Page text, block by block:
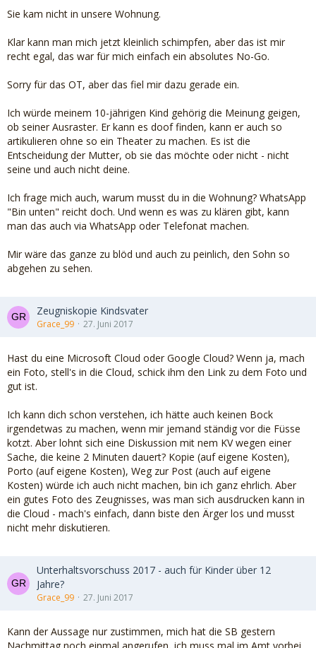
Sie kam nicht in unsere Wohnung.
Klar kann man mich jetzt kleinlich schimpfen, aber das ist mir
recht egal, das war für mich einfach ein absolutes No-Go.
Sorry für das OT, aber das fiel mir dazu gerade ein.
Ich würde meinem 10-jährigen Kind gehörig die Meinung geigen,
ob seiner Ausraster. Er kann es doof finden, kann er auch so
artikulieren ohne so ein Theater zu machen. Es ist die
Entscheidung der Mutter, ob sie das möchte oder nicht - nicht
seine und auch nicht deine.
Ich frage mich auch, warum musst du in die Wohnung? WhatsApp
"Bin unten" reicht doch. Und wenn es was zu klären gibt, kann
man das auch via WhatsApp oder Telefonat machen.
Mir wäre das ganze zu blöd und auch zu peinlich, den Sohn so
abgehen zu sehen.
Zeugniskopie Kindsvater
Grace_99 27. Juni 2017
Hast du eine Microsoft Cloud oder Google Cloud? Wenn ja, mach
ein Foto, stell's in die Cloud, schick ihm den Link zu dem Foto und
gut ist.
Ich kann dich schon verstehen, ich hätte auch keinen Bock
irgendetwas zu machen, wenn mir jemand ständig vor die Füsse
kotzt. Aber lohnt sich eine Diskussion mit nem KV wegen einer
Sache, die keine 2 Minuten dauert? Kopie (auf eigene Kosten),
Porto (auf eigene Kosten), Weg zur Post (auch auf eigene
Kosten) würde ich auch nicht machen, bin ich ganz ehrlich. Aber
ein gutes Foto des Zeugnisses, was man sich ausdrucken kann in
die Cloud - mach's einfach, dann biste den Ärger los und musst
nicht mehr diskutieren.
Unterhaltsvorschuss 2017 - auch für Kinder über 12
Jahre?
Grace_99 27. Juni 2017
Kann der Aussage nur zustimmen, mich hat die SB gestern